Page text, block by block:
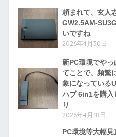
頼まれて、玄人
GW2.5AM-
いですね
2026年4月30日
新PC環境でや
てことで、頻繁
象になっている
ハブ 6in1を購入
り
2026年4月18日
PC環境等大幅